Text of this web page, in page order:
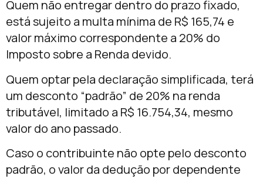
Quem não entregar dentro do prazo fixado,
está sujeito a multa mínima de R$ 165,74 e
valor máximo correspondente a 20% do
Imposto sobre a Renda devido.
Quem optar pela declaração simplificada, terá
um desconto “padrão” de 20% na renda
tributável, limitado a R$ 16.754,34, mesmo
valor do ano passado.
Caso o contribuinte não opte pelo desconto
padrão, o valor da dedução por dependente